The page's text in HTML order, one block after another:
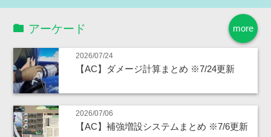
more
アーケード
2026/07/24
【AC】ダメージ計算まとめ ※7/24更新
2026/07/06
【AC】補強増設システムまとめ ※7/6更新